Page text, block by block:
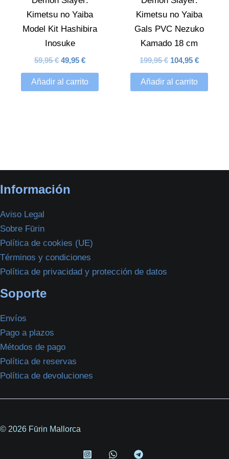
Kimetsu no Yaiba
Model Kit Hashibira
Inosuke
59,95€ 49,95 €
Añadir al carrito
Kimetsu no Yaiba
Gals PVC Nezuko
Kamado 18 cm
199,95€ 104,95 €
Añadir al carrito
Información
Aviso Legal
Sobre Fūrin
Política de cookies (UE)
Términos y condiciones
Política de privacidad y protección de datos
Soporte
Envíos
Pago a plazos
Métodos de pago
Política de reservas
Política de devoluciones
© 2026 Fūrin Mallorca